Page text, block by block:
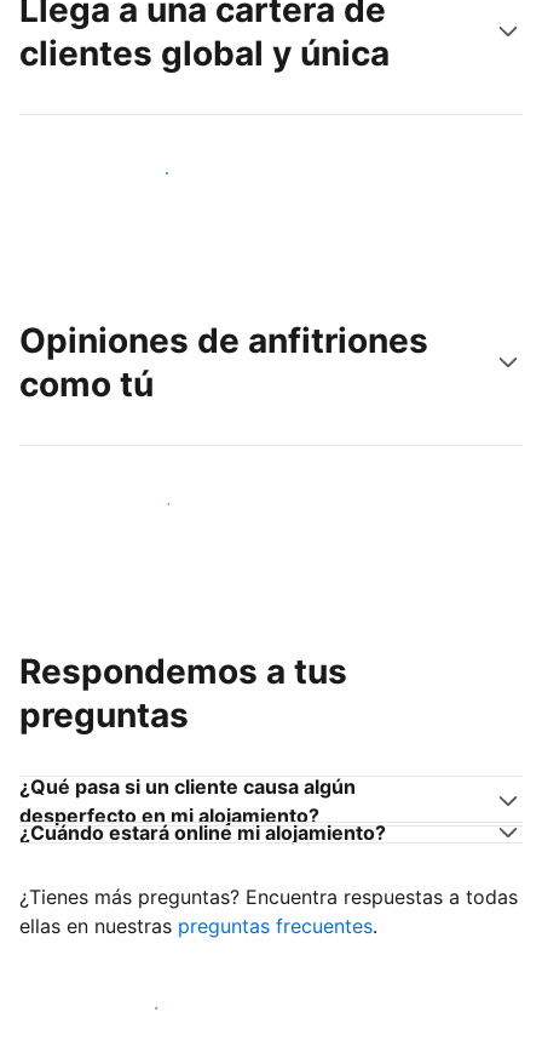
Llega a una cartera de
clientes global y única
Llega a nuevos clientes hoy
Opiniones de anfitriones
como tú
Únete a anfitriones como tú
Respondemos a tus
preguntas
¿Qué pasa si un cliente causa algún
desperfecto en mi alojamiento?
¿Cuándo estará online mi alojamiento?
¿Tienes más preguntas? Encuentra respuestas a todas
ellas en nuestras preguntas frecuentes.
Empieza a recibir clientes